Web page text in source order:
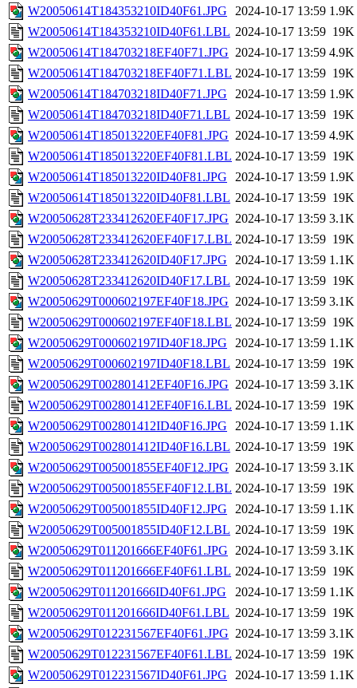
W20050614T184353210ID40F61.JPG
2024-10-17 13:59 1.9K
W20050614T184353210ID40F61.LBL 2024-10-17 13:59 19K
W20050614T184703218EF40F71.JPG 2024-10-17 13:59 4.9K
W20050614T184703218EF40F71.LBL 2024-10-17 13:59 19K
W20050614T184703218ID40F71.JPG
2024-10-17 13:59 1.9K
W20050614T184703218ID40F71.LBL 2024-10-17 13:59 19K
W20050614T185013220EF40F81.JPG 2024-10-17 13:59 4.9K
W20050614T185013220EF40F81.LBL 2024-10-17 13:59 19K
W20050614T185013220ID40F81.JPG
2024-10-17 13:59 1.9K
W20050614T185013220ID40F81.LBL 2024-10-17 13:59 19K
W20050628T233412620EF40F17.JPG 2024-10-17 13:59 3.1K
W20050628T233412620EF40F17.LBL 2024-10-17 13:59 19K
W20050628T233412620ID40F17.JPG
2024-10-17 13:59 1.1K
W20050628T233412620ID40F17.LBL 2024-10-17 13:59 19K
W20050629T000602197EF40F18.JPG 2024-10-17 13:59 3.1K
W20050629T000602197EF40F18.LBL 2024-10-17 13:59 19K
W20050629T000602197ID40F18.JPG
2024-10-17 13:59 1.1K
W20050629T000602197ID40F18.LBL 2024-10-17 13:59 19K
W20050629T002801412EF40F16.JPG 2024-10-17 13:59 3.1K
W20050629T002801412EF40F16.LBL 2024-10-17 13:59 19K
W20050629T002801412ID40F16.JPG
2024-10-17 13:59 1.1K
W20050629T002801412ID40F16.LBL 2024-10-17 13:59 19K
W20050629T005001855EF40F12.JPG 2024-10-17 13:59 3.1K
W20050629T005001855EF40F12.LBL 2024-10-17 13:59 19K
W20050629T005001855ID40F12.JPG
2024-10-17 13:59 1.1K
W20050629T005001855ID40F12.LBL 2024-10-17 13:59 19K
W20050629T011201666EF40F61.JPG 2024-10-17 13:59 3.1K
W20050629T011201666EF40F61.LBL 2024-10-17 13:59 19K
W20050629T011201666ID40F61.JPG
2024-10-17 13:59 1.1K
W20050629T011201666ID40F61.LBL 2024-10-17 13:59 19K
W20050629T012231567EF40F61.JPG 2024-10-17 13:59 3.1K
W20050629T012231567EF40F61.LBL 2024-10-17 13:59 19K
W20050629T012231567ID40F61.JPG
2024-10-17 13:59 1.1K